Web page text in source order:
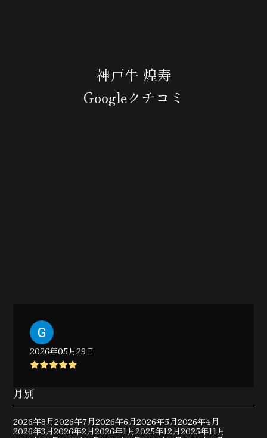
神戸牛 煌寿
Googleクチコミ
2026年05月29日
月別
2026年8月2026年7月2026年6月2026年5月2026年4月
2026年3月2026年2月2026年1月2025年12月2025年11月